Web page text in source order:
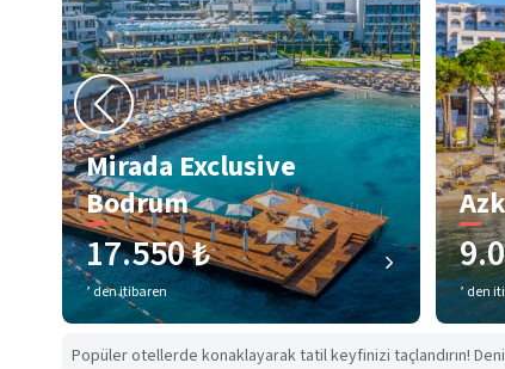
Mirada Exclusive
Bodrum
17.550 ₺
’ den itibaren ’ den
Popüler otellerde konaklayarak tatil keyfinizi taçlandırın!